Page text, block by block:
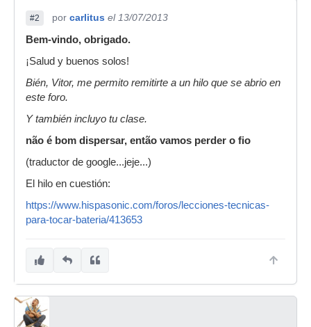
#2 por carlitus el 13/07/2013
Bem-vindo, obrigado.
¡Salud y buenos solos!
Bién, Vitor, me permito remitirte a un hilo que se abrio en
este foro.
Y también incluyo tu clase.
não é bom dispersar, então vamos perder o fio
(traductor de google...jeje...)
El hilo en cuestión:
https://www.hispasonic.com/foros/lecciones-tecnicas-
para-tocar-bateria/413653